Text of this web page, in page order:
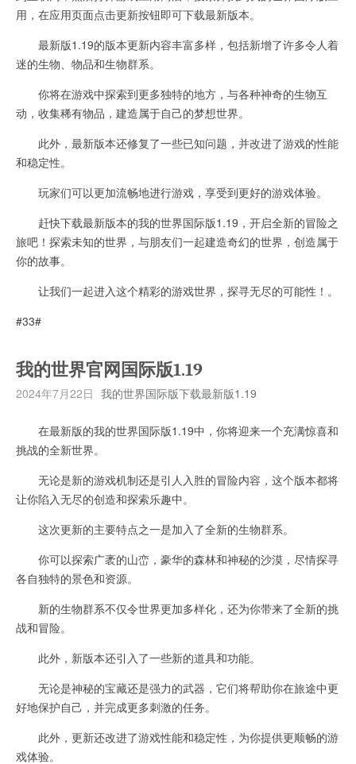
用，在应用页面点击更新按钮即可下载最新版本。
最新版1.19的版本更新内容丰富多样，包括新增了许多令人着
迷的生物、物品和生物群系。
你将在游戏中探索到更多独特的地方，与各种神奇的生物互
动，收集稀有物品，建造属于自己的梦想世界。
此外，最新版本还修复了一些已知问题，并改进了游戏的性能
和稳定性。
玩家们可以更加流畅地进行游戏，享受到更好的游戏体验。
赶快下载最新版本的我的世界国际版1.19，开启全新的冒险之
旅吧！探索未知的世界，与朋友们一起建造奇幻的世界，创造属于
你的故事。
让我们一起进入这个精彩的游戏世界，探寻无尽的可能性！。
#33#
我的世界官网国际版1.19
2024年7月22日 我的世界国际版下载最新版1.19
在最新版的我的世界国际版1.19中，你将迎来一个充满惊喜和
挑战的全新世界。
无论是新的游戏机制还是引人入胜的冒险内容，这个版本都将
让你陷入无尽的创造和探索乐趣中。
这次更新的主要特点之一是加入了全新的生物群系。
你可以探索广袤的山峦，豪华的森林和神秘的沙漠，尽情探寻
各自独特的景色和资源。
新的生物群系不仅令世界更加多样化，还为你带来了全新的挑
战和冒险。
此外，新版本还引入了一些新的道具和功能。
无论是神秘的宝藏还是强力的武器，它们将帮助你在旅途中更
好地保护自己，并完成更多刺激的任务。
此外，更新还改进了游戏性能和稳定性，为你提供更顺畅的游
戏体验。